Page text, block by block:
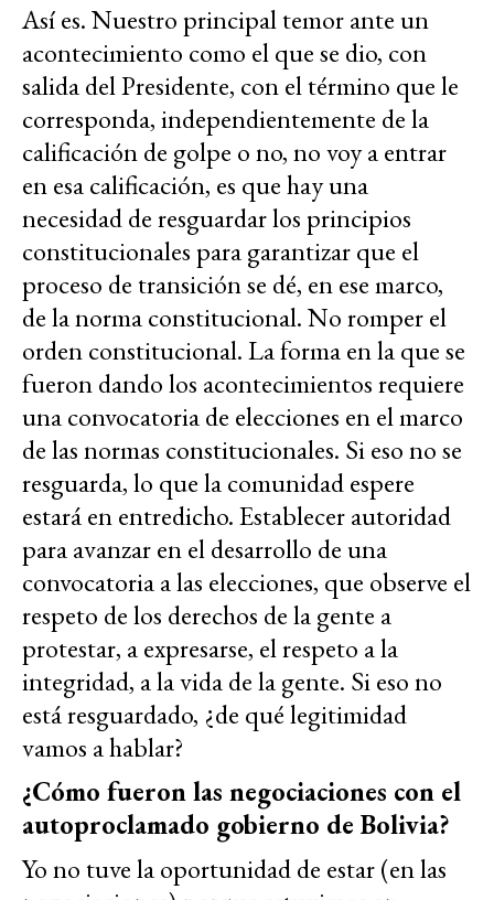
Así es. Nuestro principal temor ante un
acontecimiento como el que se dio, con
salida del Presidente, con el término que le
corresponda, independientemente de la
calificación de golpe o no, no voy a entrar
en esa calificación, es que hay una
necesidad de resguardar los principios
constitucionales para garantizar que el
proceso de transición se dé, en ese marco,
de la norma constitucional. No romper el
orden constitucional. La forma en la que se
fueron dando los acontecimientos requiere
una convocatoria de elecciones en el marco
de las normas constitucionales. Si eso no se
resguarda, lo que la comunidad espere
estará en entredicho. Establecer autoridad
para avanzar en el desarrollo de una
convocatoria a las elecciones, que observe el
respeto de los derechos de la gente a
protestar, a expresarse, el respeto a la
integridad, a la vida de la gente. Si eso no
está resguardado, ¿de qué legitimidad
vamos a hablar?
¿Cómo fueron las negociaciones con el
autoproclamado gobierno de Bolivia?
Yo no tuve la oportunidad de estar (en las